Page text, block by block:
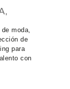
moda,
de
para
con